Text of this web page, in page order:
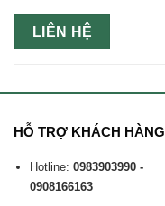
LIÊN HỆ
HỖ TRỢ KHÁCH HÀNG
Hotline: 0983903990 -
0908166163